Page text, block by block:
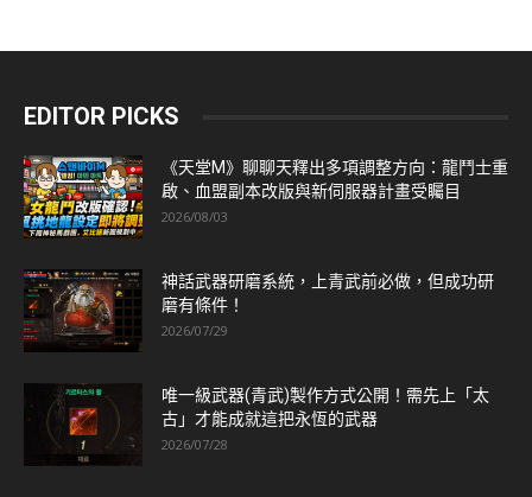
EDITOR PICKS
《天堂M》聊聊天釋出多項調整方向：龍鬥士重
啟、血盟副本改版與新伺服器計畫受矚目
2026/08/03
神話武器研磨系統，上青武前必做，但成功研
磨有條件！
2026/07/29
唯一級武器(青武)製作方式公開！需先上「太
古」才能成就這把永恆的武器
2026/07/28